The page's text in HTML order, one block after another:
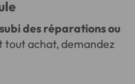
des réparations ou
tout achat, demandez